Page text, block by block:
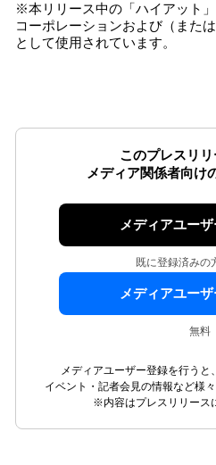
※本リリース中の「ハイアット
コーポレーションおよび（また
として使用されています。
このプレスリリ
メディア関係者向け
メディアユー
既に登録済みの
メディアユー
無料
メディアユーザー登録を行うと
イベント・記者会見の情報など様
※内容はプレスリリース